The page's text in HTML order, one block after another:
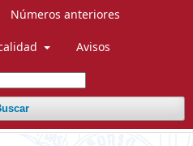
Números anteriores
Avisos